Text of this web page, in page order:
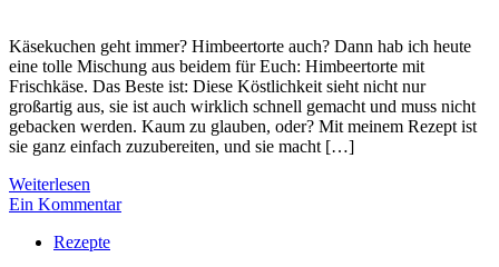
Käsekuchen geht immer? Himbeertorte auch? Dann hab ich heute
eine tolle Mischung aus beidem für Euch: Himbeertorte mit
Frischkäse. Das Beste ist: Diese Köstlichkeit sieht nicht nur
großartig aus, sie ist auch wirklich schnell gemacht und muss nicht
gebacken werden. Kaum zu glauben, oder? Mit meinem Rezept ist
sie ganz einfach zuzubereiten, und sie macht […]
Weiterlesen
Ein Kommentar
Rezepte